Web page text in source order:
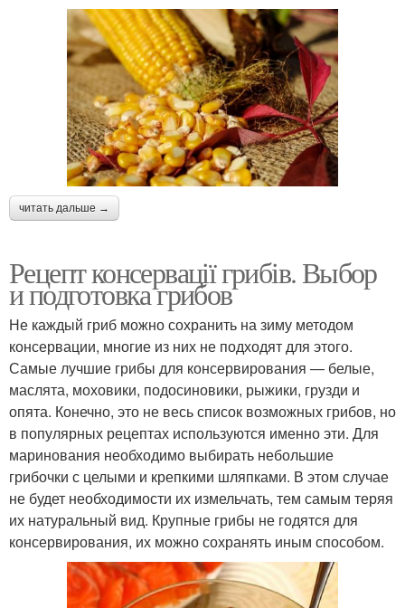
читать дальше →
Рецепт консервації грибів. Выбор
и подготовка грибов
Не каждый гриб можно сохранить на зиму методом
консервации, многие из них не подходят для этого.
Самые лучшие грибы для консервирования — белые,
маслята, моховики, подосиновики, рыжики, грузди и
опята. Конечно, это не весь список возможных грибов, но
в популярных рецептах используются именно эти. Для
маринования необходимо выбирать небольшие
грибочки с целыми и крепкими шляпками. В этом случае
не будет необходимости их измельчать, тем самым теряя
их натуральный вид. Крупные грибы не годятся для
консервирования, их можно сохранять иным способом.